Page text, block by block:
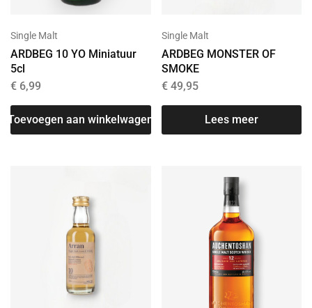
Single Malt
ARDBEG 10 YO Miniatuur
5cl
€ 6,99
Toevoegen aan winkelwagen
Single Malt
ARDBEG MONSTER OF
SMOKE
€49,95
Lees meer